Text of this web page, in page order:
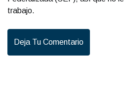
trabajo.
Deja Tu Comentario